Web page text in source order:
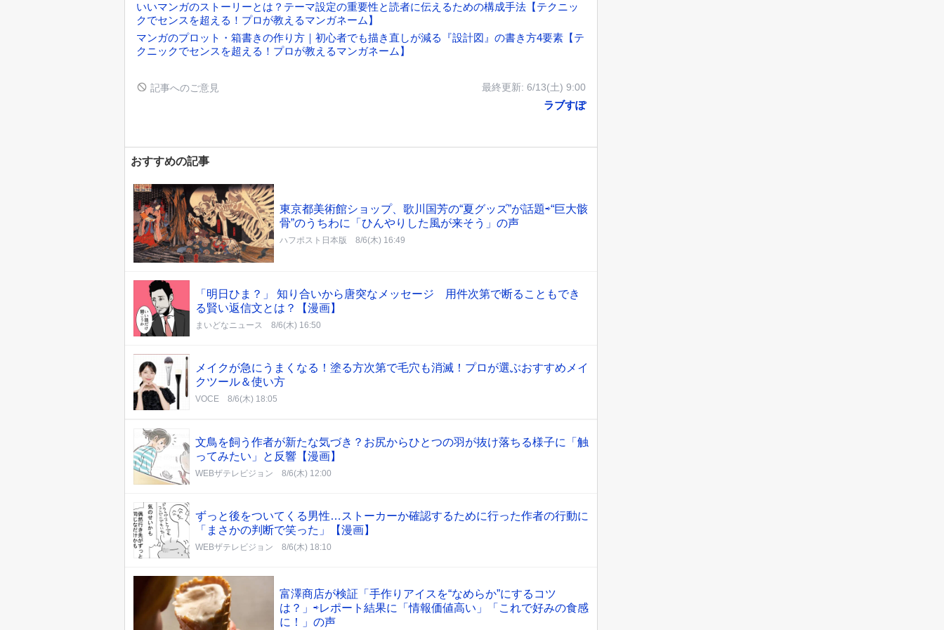
いいマンガのストーリーとは？テーマ設定の重要性と読者に伝えるための構成手法【テクニッ
クでセンスを超える！プロが教えるマンガネーム】
マンガのプロット・箱書きの作り方｜初心者でも描き直しが減る『設計図』の書き方4要素【テ
クニックでセンスを超える！プロが教えるマンガネーム】
記事へのご意見 最終更新: 6/13(土) 9:00
ラブすぽ
おすすめの記事
東京都美術館ショップ、歌川国芳の“夏グッズ”が話題⇨“巨大骸
骨”のうちわに「ひんやりした風が来そう」の声
ハフポスト日本版 8/6(木) 16:49
「明日ひま？」 知り合いから唐突なメッセージ 用件次第で断ることもでき
る賢い返信文とは？【漫画】
まいどなニュース 8/6(木) 16:50
メイクが急にうまくなる！塗る方次第で毛穴も消滅！プロが選ぶおすすめメイ
クツール＆使い方
VOCE 8/6(木) 18:05
文鳥を飼う作者が新たな気づき？お尻からひとつの羽が抜け落ちる様子に「触
ってみたい」と反響【漫画】
WEBザテレビジョン 8/6(木) 12:00
ずっと後をついてくる男性…ストーカーか確認するために行った作者の行動に
「まさかの判断で笑った」【漫画】
WEBザテレビジョン 8/6(木) 18:10
富澤商店が検証「手作りアイスを“なめらか”にするコツ
は？」⇨レポート結果に「情報価値高い」「これで好みの食感
に！」の声